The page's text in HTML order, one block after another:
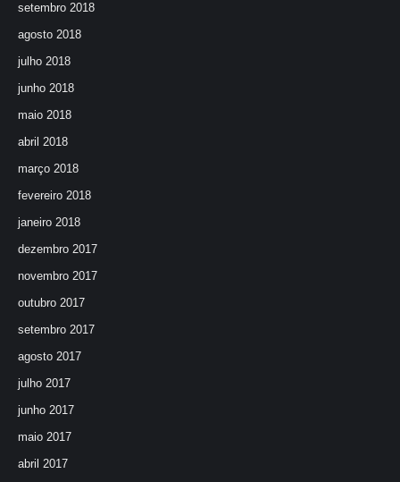
setembro 2018
agosto 2018
julho 2018
junho 2018
maio 2018
abril 2018
março 2018
fevereiro 2018
janeiro 2018
dezembro 2017
novembro 2017
outubro 2017
setembro 2017
agosto 2017
julho 2017
junho 2017
maio 2017
abril 2017